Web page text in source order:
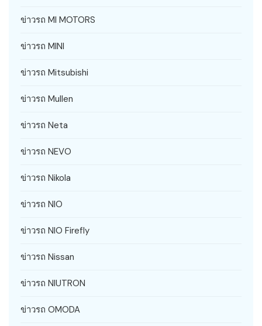
ข่าวรถ MI MOTORS
ข่าวรถ MINI
ข่าวรถ Mitsubishi
ข่าวรถ Mullen
ข่าวรถ Neta
ข่าวรถ NEVO
ข่าวรถ Nikola
ข่าวรถ NIO
ข่าวรถ NIO Firefly
ข่าวรถ Nissan
ข่าวรถ NIUTRON
ข่าวรถ OMODA